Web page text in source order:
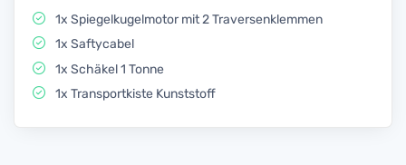
1x Spiegelkugelmotor mit 2 Traversenklemmen
1x Saftycabel
1x Schäkel 1 Tonne
1x Transportkiste Kunststoff